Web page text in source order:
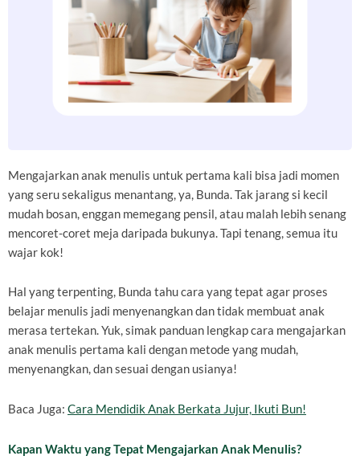
Mengajarkan anak menulis untuk pertama kali bisa jadi momen
yang seru sekaligus menantang, ya, Bunda. Tak jarang si kecil
mudah bosan, enggan memegang pensil, atau malah lebih senang
mencoret-coret meja daripada bukunya. Tapi tenang, semua itu
wajar kok!
Hal yang terpenting, Bunda tahu cara yang tepat agar proses
belajar menulis jadi menyenangkan dan tidak membuat anak
merasa tertekan. Yuk, simak panduan lengkap cara mengajarkan
anak menulis pertama kali dengan metode yang mudah,
menyenangkan, dan sesuai dengan usianya!
Baca Juga: Cara Mendidik Anak Berkata Jujur, Ikuti Bun!
Kapan Waktu yang Tepat Mengajarkan Anak Menulis?